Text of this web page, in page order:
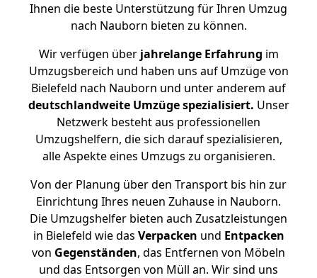
Ihnen die beste Unterstützung für Ihren Umzug
nach Nauborn bieten zu können.
Wir verfügen überjahrelange Erfahrung im
Umzugsbereich und haben uns auf Umzüge von
Bielefeld nach Nauborn und unter anderem auf
deutschlandweite Umzüge spezialisiert. Unser
Netzwerk besteht aus professionellen
Umzugshelfern, die sich darauf spezialisieren,
alle Aspekte eines Umzugs zu organisieren.
Von der Planung über den Transport bis hin zur
Einrichtung Ihres neuen Zuhause in Nauborn.
Die Umzugshelfer bieten auch Zusatzleistungen
in Bielefeld wie das Verpacken und Entpacken
von Gegenständen, das Entfernen von Möbeln
und das Entsorgen von Müll an. Wir sind uns